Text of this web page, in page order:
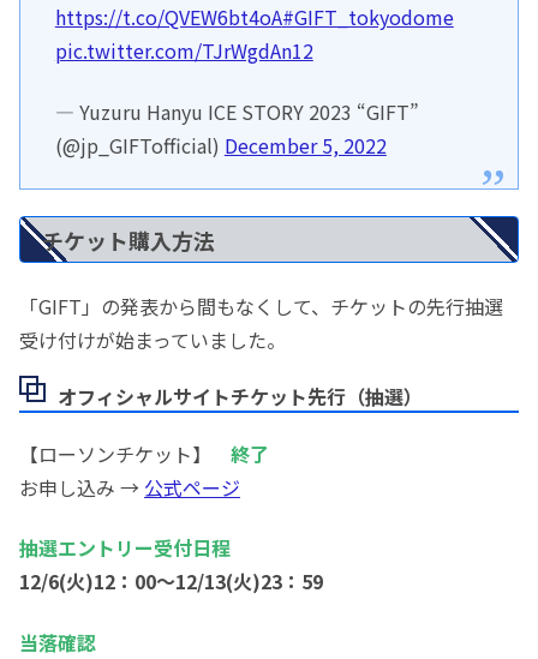
https://t.co/QVEW6bt4oA#GIFT_tokyodome
pic.twitter.com/TJrWgdAn12
— Yuzuru Hanyu ICE STORY 2023 “GIFT”
(@jp_GIFTofficial) December 5, 2022
チケット購入方法
「GIFT」の発表から間もなくして、チケットの先行抽選
受け付けが始まっていました。
オフィシャルサイトチケット先行（抽選）
【ローソンチケット】
終了
お申し込み → 公式ページ
抽選エントリー受付日程
12/6(火)12：00～12/13(火)23：59
当落確認